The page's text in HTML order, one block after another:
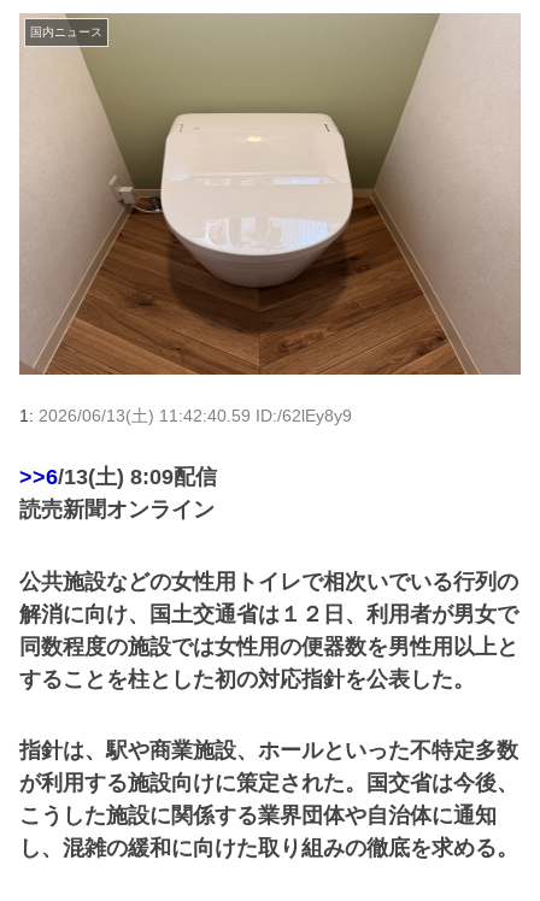
国内ニュース
1: 2026/06/13(土) 11:42:40.59 ID:/62lEy8y9
>>6/13(土) 8:09配信
読売新聞オンライン
公共施設などの女性用トイレで相次いでいる行列の
解消に向け、国土交通省は１２日、利用者が男女で
同数程度の施設では女性用の便器数を男性用以上と
することを柱とした初の対応指針を公表した。
指針は、駅や商業施設、ホールといった不特定多数
が利用する施設向けに策定された。国交省は今後、
こうした施設に関係する業界団体や自治体に通知
し、混雑の緩和に向けた取り組みの徹底を求める。